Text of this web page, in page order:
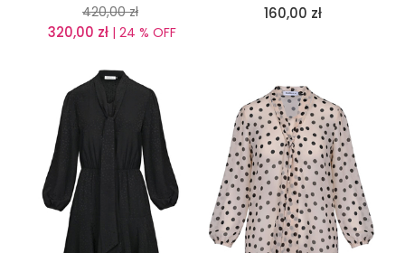
420,00 zł
320,00 zł| 24 % OFF
160,00 zł